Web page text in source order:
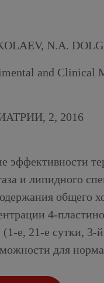
N.A.
and Clinical
2, 2016
эффективности
и липидного
общего
4-
(1-е, 21-е сутки,
для